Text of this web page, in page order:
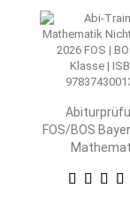
FOS/BOS
Klasse